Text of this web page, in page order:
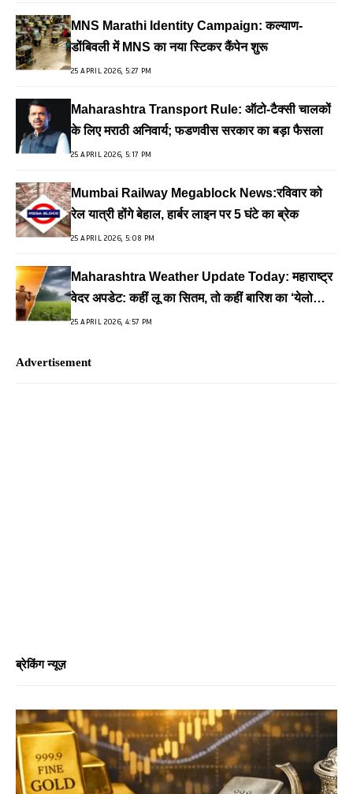
MNS Marathi Identity Campaign: कल्याण-
डोंबिवली में MNS का नया स्टिकर कैंपेन शुरू
25 APRIL 2026, 5:27 PM
Maharashtra Transport Rule: ऑटो-टैक्सी चालकों
के लिए मराठी अनिवार्य; फडणवीस सरकार का बड़ा फैसला
25 APRIL 2026, 5:17 PM
Mumbai Railway Megablock News:रविवार को
रेल यात्री होंगे बेहाल, हार्बर लाइन पर 5 घंटे का ब्रेक
25 APRIL 2026, 5:08 PM
Maharashtra Weather Update Today: महाराष्ट्र
वेदर अपडेट: कहीं लू का सितम, तो कहीं बारिश का ‘येलो
अलर्ट’
25 APRIL 2026, 4:57 PM
Advertisement
ब्रेकिंग न्यूज़